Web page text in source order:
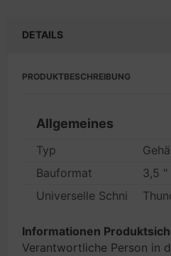
DETAILS
PRODUKTBESCHREIBUNG
Allgemeines
Typ
Bauformat
3,5 "
Universelle Schnittstellen
Informationen
Verantwortliche Person in